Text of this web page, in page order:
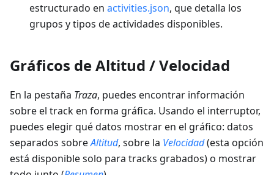
estructurado en activities.json, que detalla los
grupos y tipos de actividades disponibles.
Gráficos de Altitud / Velocidad
En la pestaña Traza, puedes encontrar información
sobre el track en forma gráfica. Usando el interruptor,
puedes elegir qué datos mostrar en el gráfico: datos
separados sobreAltitud, sobre la Velocidad(esta opción
está disponible solo para tracks grabados) o mostrar